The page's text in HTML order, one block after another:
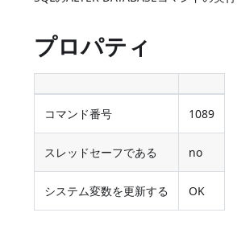
プロパティ
コマンド番号 1089
スレッドセーフである no
システム変数を更新する OK